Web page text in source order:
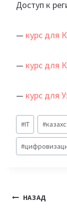
Доступ к
— курс для
— курс для
— курс для
Метки
записи:
#IT #
#
НАЗАД